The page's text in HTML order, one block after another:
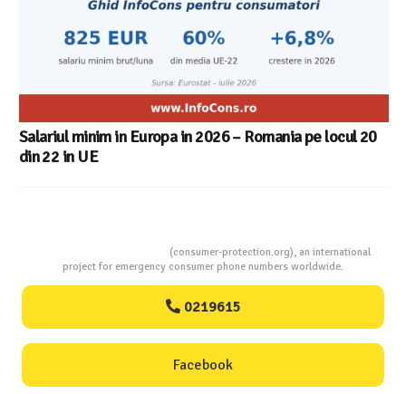
Salariul minim in Europa in 2026 – Romania pe locul 20
din 22 in UE
(consumer-protection.org), an international
project for emergency consumer phone numbers worldwide.
0219615
Facebook